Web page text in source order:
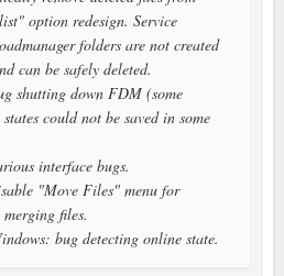
option redesign. Service
folders are not created
can be safely deleted.
shutting down FDM (some
could not be saved in some
interface bugs.
"Move Files" menu for
files.
bug detecting online state.